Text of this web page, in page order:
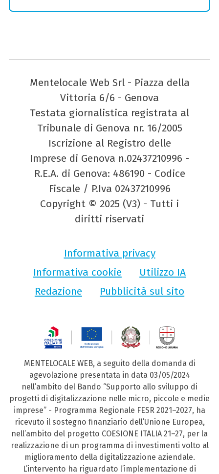
Mentelocale Web Srl - Piazza della
Vittoria 6/6 - Genova
Testata giornalistica registrata al
Tribunale di Genova nr. 16/2005
Iscrizione al Registro delle
Imprese di Genova n.02437210996 -
R.E.A. di Genova: 486190 - Codice
Fiscale / P.Iva 02437210996
Copyright © 2025 (V3) - Tutti i
diritti riservati
Informativa privacy
Informativa cookie
Utilizzo IA
Redazione
Pubblicità sul sito
MENTELOCALE WEB, a seguito della domanda di
agevolazione presentata in data 03/05/2024
nell’ambito del Bando “Supporto allo sviluppo di
progetti di digitalizzazione nelle micro, piccole e medie
imprese” - Programma Regionale FESR 2021–2027, ha
ricevuto il sostegno finanziario dell’Unione Europea,
nell’ambito del progetto COESIONE ITALIA 21–27, per la
realizzazione di un programma di investimenti volto al
miglioramento della digitalizzazione aziendale.
L’intervento ha riguardato l’implementazione di